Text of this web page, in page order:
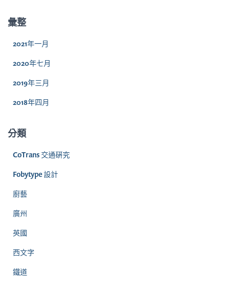
彙整
2021年一月
2020年七月
2019年三月
2018年四月
分類
CoTrans 交通硏究
Fobytype 設計
廚藝
廣州
英國
西文字
鐵道